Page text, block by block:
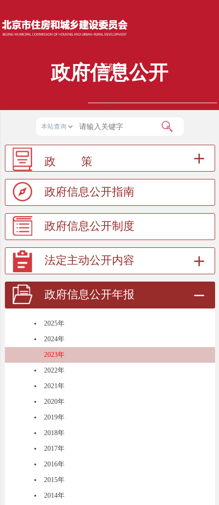
无障碍
政府信息公开
-->
政 策
政府信息公开指南
政府信息公开制度
法定主动公开内容
政府信息公开年报
2025年
2024年
2023年
2022年
2021年
2020年
2019年
2018年
2017年
2016年
2015年
2014年